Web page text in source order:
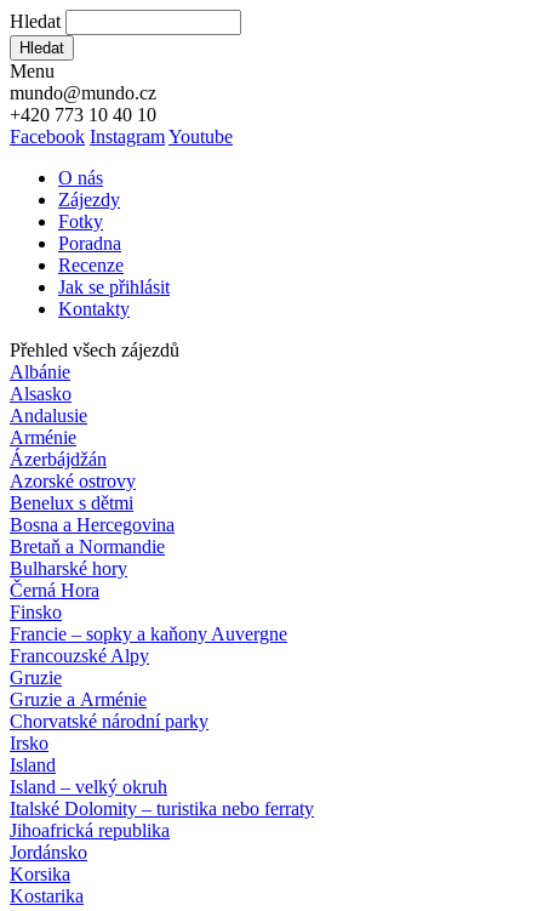
Hledat
Hledat
Menu
mundo@mundo.cz
+420 773 10 40 10
Facebook InstagramYoutube
O nás
Zájezdy
Fotky
Poradna
Recenze
Jak se přihlásit
Kontakty
Přehled všech zájezdů
Albánie
Alsasko
Andalusie
Arménie
Ázerbájdžán
Azorské ostrovy
Benelux s dětmi
Bosna a Hercegovina
Bretaň a Normandie
Bulharské hory
Černá Hora
Finsko
Francie – sopky a kaňony Auvergne
Francouzské Alpy
Gruzie
Gruzie a Arménie
Chorvatské národní parky
Irsko
Island
Island – velký okruh
Italské Dolomity – turistika nebo ferraty
Jihoafrická republika
Jordánsko
Korsika
Kostarika